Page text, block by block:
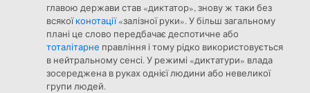
главою держави став «диктатор», знову ж таки без
всякоїконотації«залізної руки». У більш загальному
плані це слово передбачає деспотичне або
тоталітарне правління і тому рідко використовується
в нейтральному сенсі. У режимі «диктатури» влада
зосереджена в руках однієї людини або невеликої
групи людей.